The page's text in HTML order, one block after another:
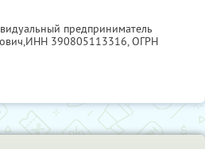
предприниматель
ИНН 390805113316, ОГРН